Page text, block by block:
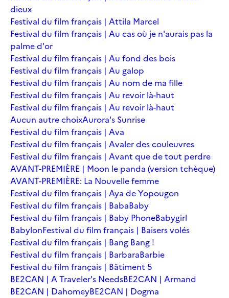
dieux
Festival du film français | Attila Marcel
Festival du film français | Au cas où je n'aurais pas la
palme d'or
Festival du film français | Au fond des bois
Festival du film français | Au galop
Festival du film français | Au nom de ma fille
Festival du film français | Au revoir là-haut
Festival du film français | Au revoir là-haut
Aucun autre choixAurora's Sunrise
Festival du film français | Ava
Festival du film français | Avaler des couleuvres
Festival du film français | Avant que de tout perdre
AVANT-PREMIÈRE | Moon le panda (version tchèque)
AVANT-PREMIÈRE: La Nouvelle femme
Festival du film français | Aya de Yopougon
Festival du film français | BabaBaby
Festival du film français | Baby PhoneBabygirl
BabylonFestival du film français | Baisers volés
Festival du film français | Bang Bang !
Festival du film français | BarbaraBarbie
Festival du film français | Bâtiment 5
BE2CAN | A Traveler's NeedsBE2CAN | Armand
BE2CAN | DahomeyBE2CAN | Dogma